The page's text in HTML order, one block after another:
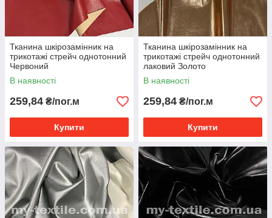
Тканина шкірозамінник на
трикотажі стрейч однотонний
Червоний
В наявності
259,84 ₴/пог.м
Купити
Тканина шкірозамінник на
трикотажі стрейч однотонний
лаковий Золото
В наявності
259,84 ₴/пог.м
Купити